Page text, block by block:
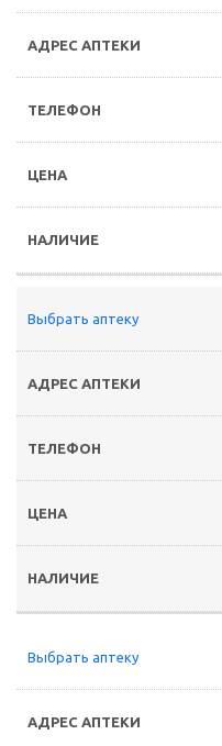
Выбрать аптеку
Выбрать аптеку